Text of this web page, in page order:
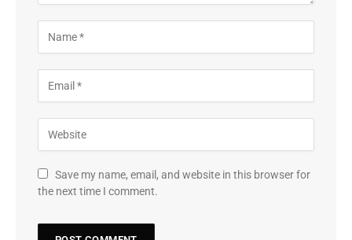
Save my name, email, and website in this browser for
the next time I comment.